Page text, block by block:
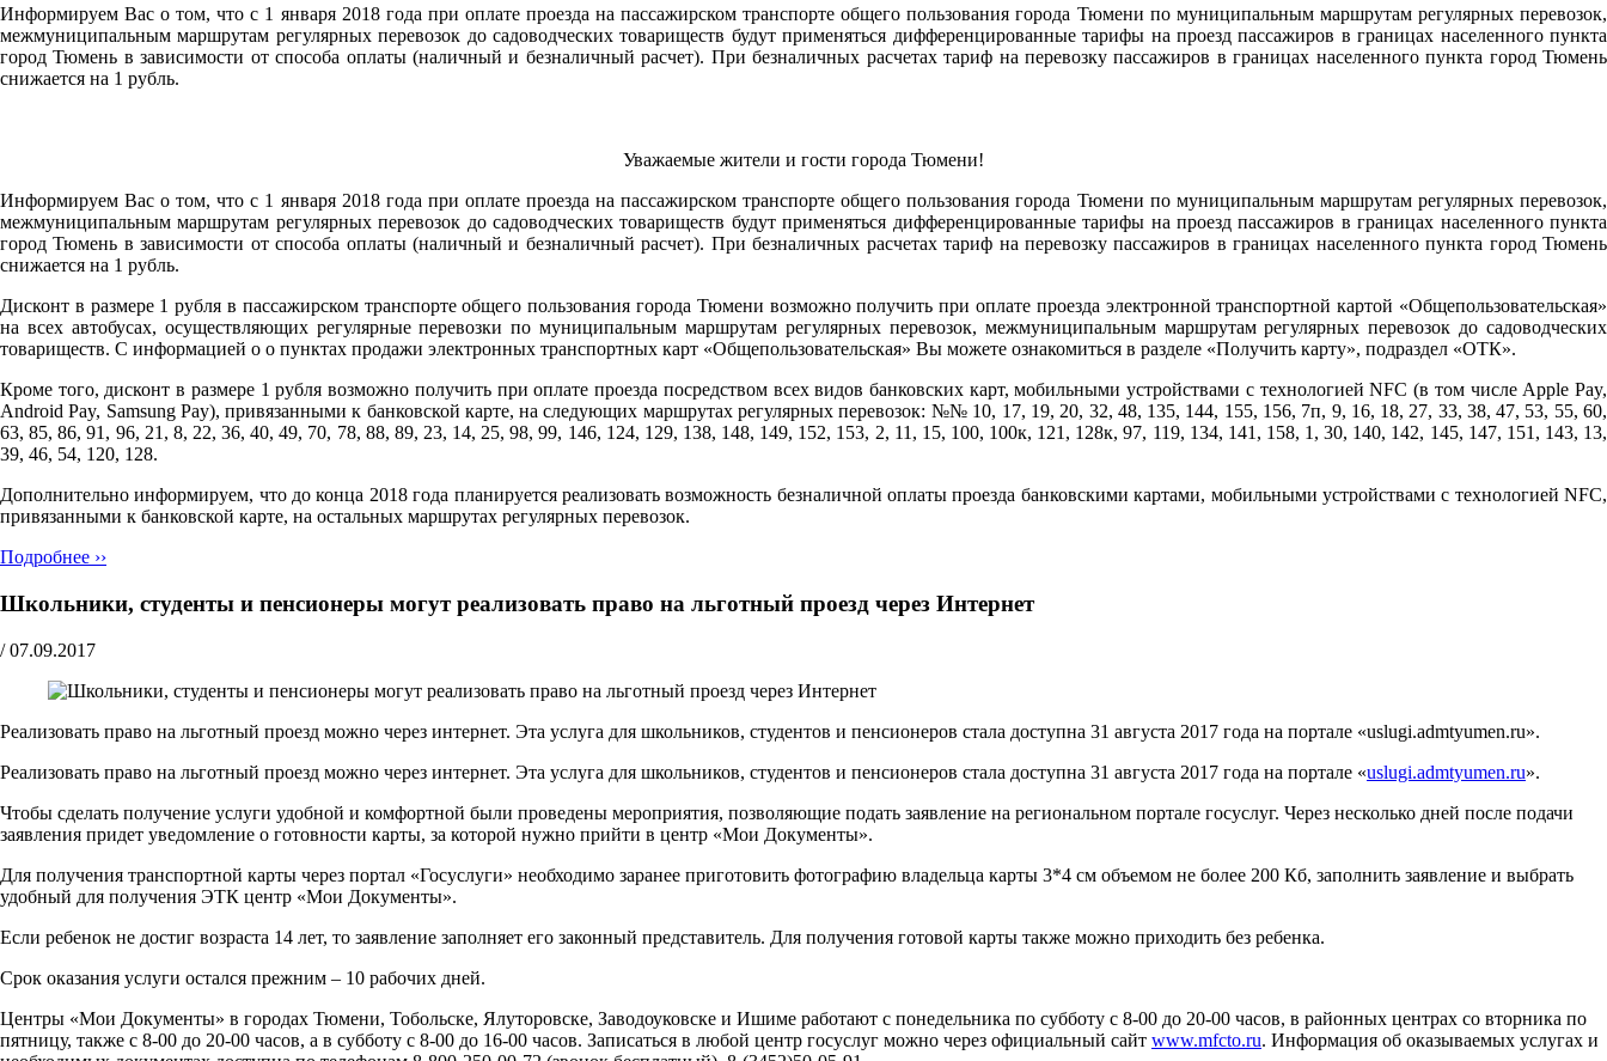
Информируем Вас о том, что с 1 января 2018 года при оплате проезда на пассажирском транспорте общего пользования города Тюмени по муниципальным маршрутам регулярных перевозок,
межмуниципальным маршрутам регулярных перевозок до садоводческих товариществ будут применяться дифференцированные тарифы на проезд пассажиров в границах населенного пункта
город Тюмень в зависимости от способа оплаты (наличный и безналичный расчет). При безналичных расчетах тариф на перевозку пассажиров в границах населенного пункта город Тюмень
снижается на 1 рубль.
Уважаемые жители и гости города Тюмени!
Информируем Вас о том, что с 1 января 2018 года при оплате проезда на пассажирском транспорте общего пользования города Тюмени по муниципальным маршрутам регулярных перевозок,
межмуниципальным маршрутам регулярных перевозок до садоводческих товариществ будут применяться дифференцированные тарифы на проезд пассажиров в границах населенного пункта
город Тюмень в зависимости от способа оплаты (наличный и безналичный расчет). При безналичных расчетах тариф на перевозку пассажиров в границах населенного пункта город Тюмень
снижается на 1 рубль.
Дисконт в размере 1 рубля в пассажирском транспорте общего пользования города Тюмени возможно получить при оплате проезда электронной транспортной картой «Общепользовательская»
на всех автобусах, осуществляющих регулярные перевозки по муниципальным маршрутам регулярных перевозок, межмуниципальным маршрутам регулярных перевозок до садоводческих
товариществ. С информацией о о пунктах продажи электронных транспортных карт «Общепользовательская» Вы можете ознакомиться в разделе «Получить карту», подраздел «ОТК».
Кроме того, дисконт в размере 1 рубля возможно получить при оплате проезда посредством всех видов банковских карт, мобильными устройствами с технологией NFC (в том числе Apple Pay,
Android Pay, Samsung Pay), привязанными к банковской карте, на следующих маршрутах регулярных перевозок: №№ 10, 17, 19, 20, 32, 48, 135, 144, 155, 156, 7п, 9, 16, 18, 27, 33, 38, 47, 53, 55, 60,
63, 85, 86, 91, 96, 21, 8, 22, 36, 40, 49, 70, 78, 88, 89, 23, 14, 25, 98, 99, 146, 124, 129, 138, 148, 149, 152, 153, 2, 11, 15, 100, 100к, 121, 128к, 97, 119, 134, 141, 158, 1, 30, 140, 142, 145, 147, 151, 143, 13,
39, 46, 54, 120, 128.
Дополнительно информируем, что до конца 2018 года планируется реализовать возможность безналичной оплаты проезда банковскими картами, мобильными устройствами с технологией NFC,
привязанными к банковской карте, на остальных маршрутах регулярных перевозок.
Подробнее ››
Школьники, студенты и пенсионеры могут реализовать право на льготный проезд через Интернет
/ 07.09.2017
Реализовать право на льготный проезд можно через интернет. Эта услуга для школьников, студентов и пенсионеров стала доступна 31 августа 2017 года на портале «uslugi.admtyumen.ru».
Реализовать право на льготный проезд можно через интернет. Эта услуга для школьников, студентов и пенсионеров стала доступна 31 августа 2017 года на портале «uslugi.admtyumen.ru».
Чтобы сделать получение услуги удобной и комфортной были проведены мероприятия, позволяющие подать заявление на региональном портале госуслуг. Через несколько дней после подачи
заявления придет уведомление о готовности карты, за которой нужно прийти в центр «Мои Документы».
Для получения транспортной карты через портал «Госуслуги» необходимо заранее приготовить фотографию владельца карты 3*4 см объемом не более 200 Кб, заполнить заявление и выбрать
удобный для получения ЭТК центр «Мои Документы».
Если ребенок не достиг возраста 14 лет, то заявление заполняет его законный представитель. Для получения готовой карты также можно приходить без ребенка.
Срок оказания услуги остался прежним – 10 рабочих дней.
Центры «Мои Документы» в городах Тюмени, Тобольске, Ялуторовске, Заводоуковске и Ишиме работают с понедельника по субботу с 8-00 до 20-00 часов, в районных центрах со вторника по
пятницу, также с 8-00 до 20-00 часов, а в субботу с 8-00 до 16-00 часов. Записаться в любой центр госуслуг можно через официальный сайт www.mfcto.ru. Информация об оказываемых услугах и